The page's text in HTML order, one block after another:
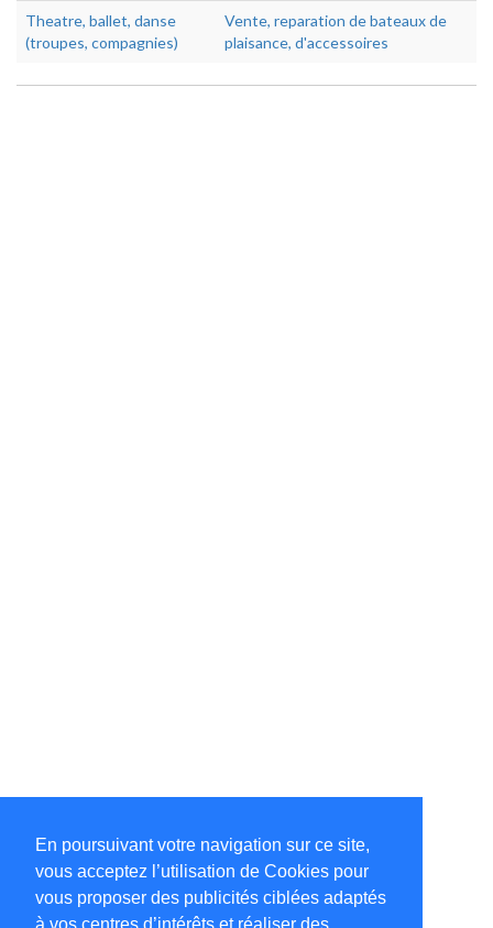
En poursuivant votre navigation sur ce site,
vous acceptez l’utilisation de Cookies pour
vous proposer des publicités ciblées adaptés
Theatre, ballet, danse
(troupes, compagnies)
Vente, reparation de bateaux de
plaisance, d'accessoires